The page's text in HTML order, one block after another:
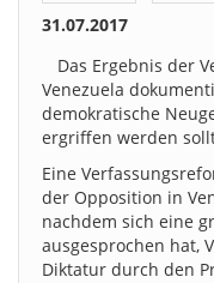
31.07.2017
Das Ergebnis der
Venezuela
demokratische
ergriffen werden
Eine
der Opposition in
nachdem sich eine
ausgesprochen hat,
Diktatur durch den